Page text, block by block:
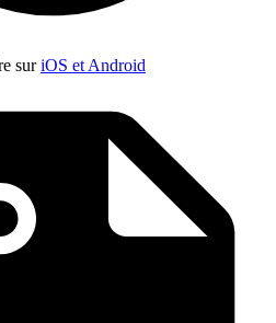
suriOS et Android